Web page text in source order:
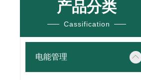
产品分类
Cassification
电能管理